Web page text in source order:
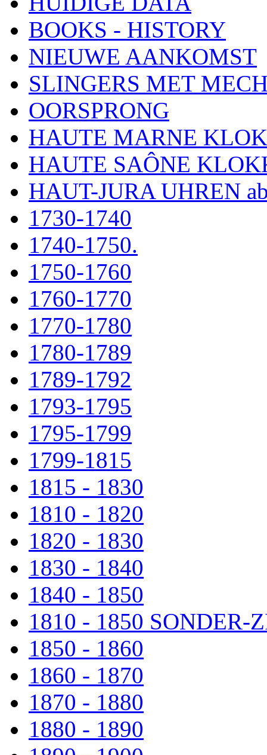
BOOKS - HISTORY
NIEUWE AANKOMST
SLINGERS MET
OORSPRONG
HAUTE MARNE
HAUTE SAÔNE
HAUT-JURA UHREN
1730-1740
1740-1750.
1750-1760
1760-1770
1770-1780
1780-1789
1789-1792
1793-1795
1795-1799
1799-1815
1815 - 1830
1810 - 1820
1820 - 1830
1830 - 1840
1840 - 1850
1810 - 1850 SONDER-
1850 - 1860
1860 - 1870
1870 - 1880
1880 - 1890